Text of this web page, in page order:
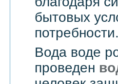
бытовых
потребности.
Вода воде
проведен